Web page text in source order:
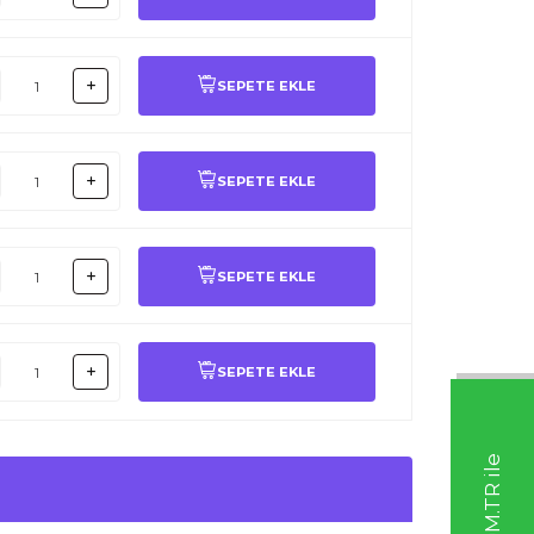
SEPETE EKLE
SEPETE EKLE
SEPETE EKLE
SEPETE EKLE